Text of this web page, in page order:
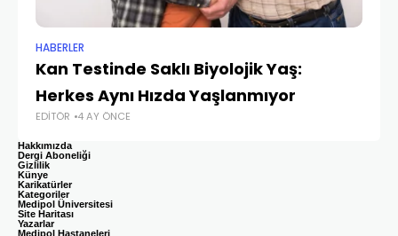
HABERLER
Kan Testinde Saklı Biyolojik Yaş:
Herkes Aynı Hızda Yaşlanmıyor
EDITÖR 4 AY ÖNCE
Hakkımızda
Dergi Aboneliği
Gizlilik
Künye
Karikatürler
Kategoriler
Medipol Üniversitesi
Site Haritası
Yazarlar
Medipol Hastaneleri